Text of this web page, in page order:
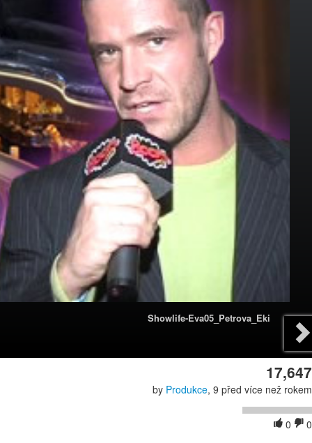
Showlife-Eva05_Petrova_Eki
17,647
by Produkce, 9 před více než rokem
0 0